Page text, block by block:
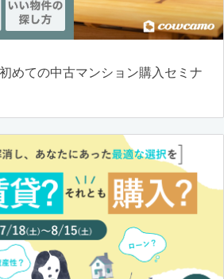
めての中古マンション購入セミナ